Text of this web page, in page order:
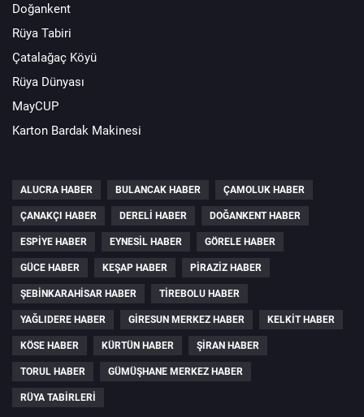
Doğankent
Rüya Tabiri
Çatalağaç Köyü
Rüya Dünyası
MayCUP
Karton Bardak Makinesi
ALUCRA HABER BULANCAK HABER ÇAMOLUK HABER
ÇANAKÇI HABER DERELI HABER DOĞANKENT HABER
ESPIYE HABER EYNESIL HABER GÖRELE HABER
GÜCE HABER KEŞAP HABER PIRAZIZ HABER
ŞEBINKARAHISAR HABER TIREBOLU HABER
YAĞLIDERE HABER GIRESUN MERKEZ HABER KELKIT HABER
KÖSE HABER KÜRTÜN HABER ŞIRAN HABER
TORUL HABER GÜMÜŞHANE MERKEZ HABER
RÜYA TABIRLERI